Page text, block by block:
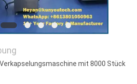
mit 8000 Stück